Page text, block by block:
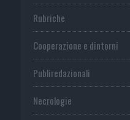
Rubriche
Cooperazione e dintorni
Publiredazionali
Necrologie